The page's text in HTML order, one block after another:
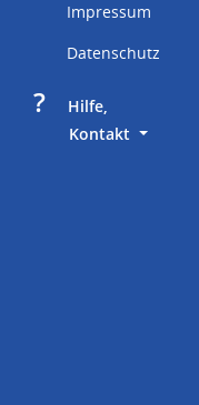
Impressum
Datenschutz
?
     Hilfe,
Kontakt